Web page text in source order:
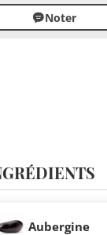
Noter
Aubergine